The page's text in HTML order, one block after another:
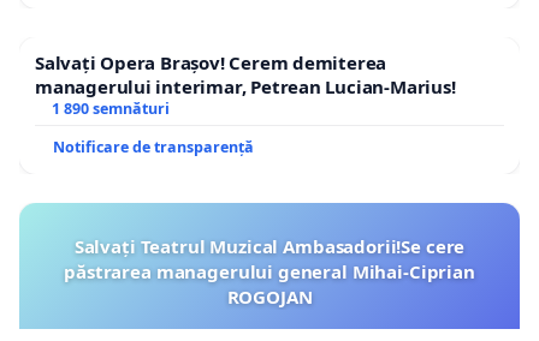
Salvați Opera Brașov! Cerem demiterea
managerului interimar, Petrean Lucian-Marius!
1 890 semnături
Notificare de transparență
Salvați Teatrul Muzical Ambasadorii!Se cere
păstrarea managerului general Mihai-Ciprian
ROGOJAN